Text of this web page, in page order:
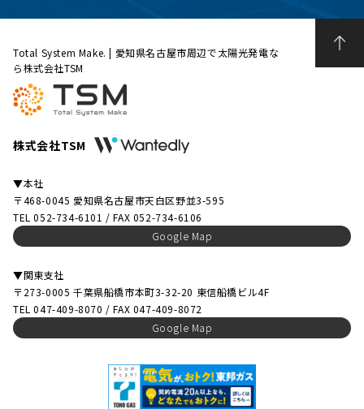
Total System Make. | 愛知県名古屋市周辺で太陽光発電な
ら株式会社TSM
株式会社TSM
▼本社
〒468-0045 愛知県名古屋市天白区野並3-595
TEL 052-734-6101 / FAX 052-734-6106
Google Map
▼関東支社
〒273-0005 千葉県船橋市本町3-32-20 東信船橋ビル4F
TEL 047-409-8070 / FAX 047-409-8072
Google Map